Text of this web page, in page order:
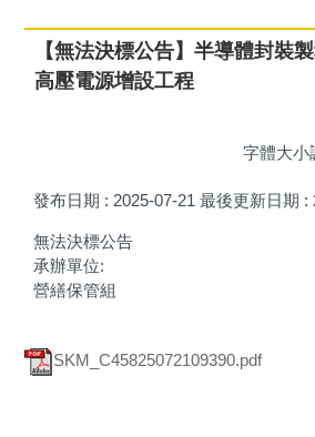
【無法決標公告】半導體封裝
高壓電源增設工程
字體大小
發布日期 : 2025-07-21 最後更新日期 :
無法決標公告
承辦單位:
營繕保管組
SKM_C45825072109390.pdf